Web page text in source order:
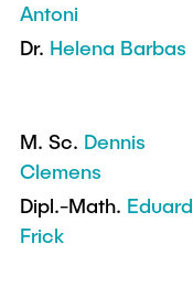
Antoni
Dr. Helena Barbas
M. Sc. Dennis
Clemens
Dipl.-Math. Eduard
Frick